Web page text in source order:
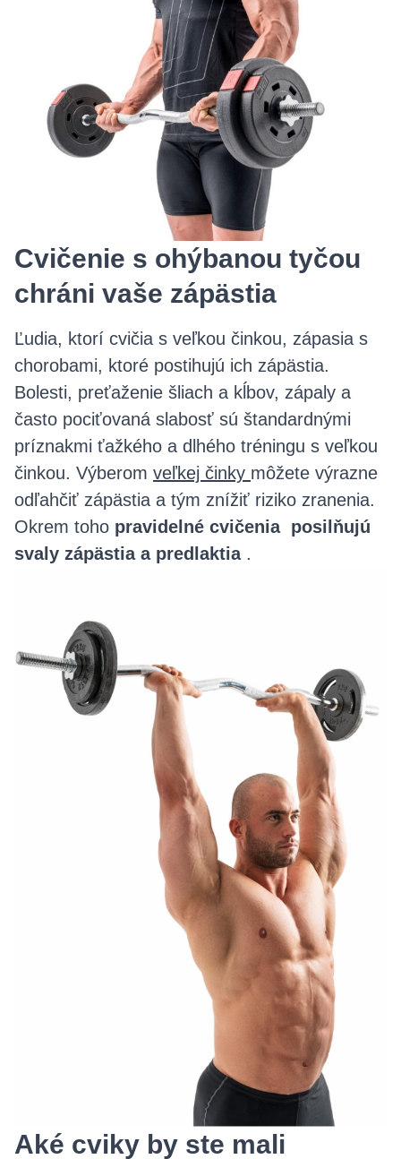
Cvičenie s ohýbanou tyčou
chráni vaše zápästia
Ľudia, ktorí cvičia s veľkou činkou, zápasia s
chorobami, ktoré postihujú ich zápästia.
Bolesti, preťaženie šliach a kĺbov, zápaly a
často pociťovaná slabosť sú štandardnými
príznakmi ťažkého a dlhého tréningu s veľkou
činkou. Výberom veľkej činky môžete výrazne
odľahčiť zápästia a tým znížiť riziko zranenia.
Okrem toho pravidelné cvičenia posilňujú
svaly zápästia a predlaktia .
Aké cviky by ste mali